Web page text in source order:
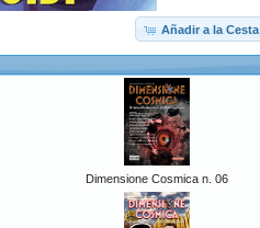
Añadir a la Cesta
Dimensione Cosmica n. 06